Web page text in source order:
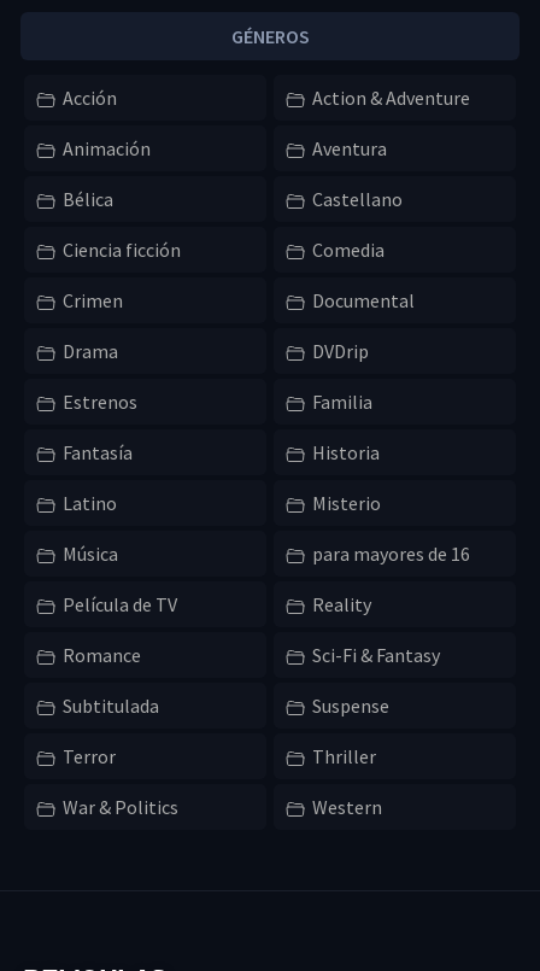
GÉNEROS
Acción Action & Adventure
Animación Aventura
Bélica Castellano
Ciencia ficción Comedia
Crimen Documental
Drama DVDrip
Estrenos Familia
Fantasía Historia
Latino Misterio
Música para mayores de 16
Película de TV Reality
Romance Sci-Fi & Fantasy
Subtitulada Suspense
Terror Thriller
War & Politics Western